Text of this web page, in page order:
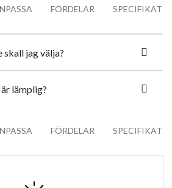
+ 1 intensiv)
- kapacitet 775m3/h
matos på ett ögonblick
FÖRDELAR
jag välja?
lämplig?
FÖRDELAR